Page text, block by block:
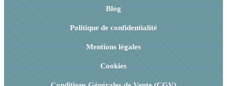
Blog
Politique de confidentialité
Mentions légales
Cookies